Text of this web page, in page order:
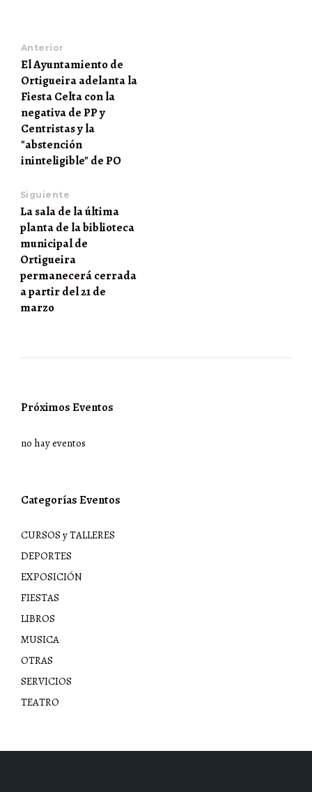
Anterior
El Ayuntamiento de
Ortigueira adelanta la
Fiesta Celta con la
negativa de PP y
Centristas y la
"abstención
ininteligible" de PO
Siguiente
La sala de la última
planta de la biblioteca
municipal de
Ortigueira
permanecerá cerrada
a partir del 21 de
marzo
Próximos Eventos
no hay eventos
Categorías Eventos
CURSOS y TALLERES
DEPORTES
EXPOSICIÓN
FIESTAS
LIBROS
MUSICA
OTRAS
SERVICIOS
TEATRO